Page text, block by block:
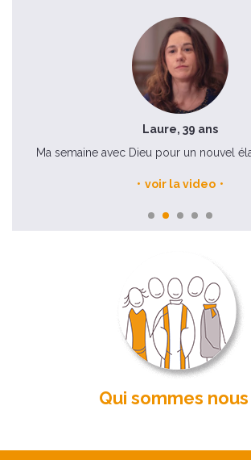
Laure, 39 ans
Ma semaine avec Dieu pour un nouvel
voir la video
Qui sommes nous